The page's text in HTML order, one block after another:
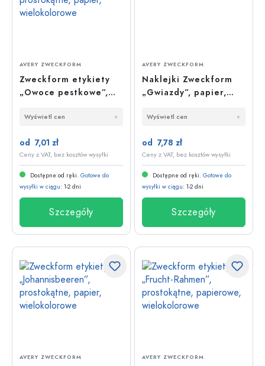
AVERY ZWECKFORM
Zweckform etykiety
„Owoce pestkowe”,
wielokolorowe
Wyświetl cen
od 7,01 zł
Ceny z VAT, bez kosztów wysyłki
Dostępne od ręki. Gotowe do
wysyłki w ciągu: 1-2 dni
Szczegóły
AVERY ZWECKFORM
Naklejki Zweckform
„Gwiazdy”, papier,
Wyświetl cen
od 7,78 zł
Ceny z VAT, bez kosztów wysyłki
Dostępne od ręki. Gotowe do
wysyłki w ciągu: 1-2 dni
Szczegóły
AVERY ZWECKFORM AVERY ZWECKFORM